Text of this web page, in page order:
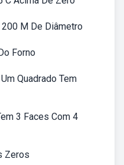
M De Diâmetro
Forno
Quadrado Tem
3 Faces Com 4
Zeros